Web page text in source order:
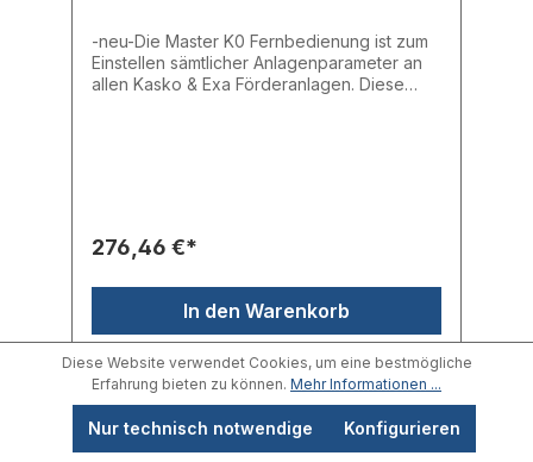
-neu-Die Master K0 Fernbedienung ist zum
Einstellen sämtlicher Anlagenparameter an
allen Kasko & Exa Förderanlagen. Diese
Spanisch, PortugiesischKabellänge: 1,2 m
276,46 €*
In den Warenkorb
Neuware
Diese Website verwendet Cookies, um eine bestmögliche
Erfahrung bieten zu können. Mehr Informationen ...
Nur technisch notwendige Konfigurieren